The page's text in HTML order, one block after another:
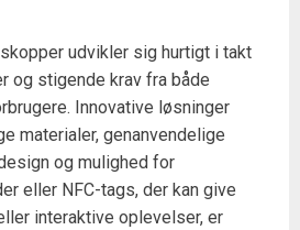
udvikler sig hurtigt i takt
og stigende krav fra både
Innovative løsninger
materialer, genanvendelige
og mulighed for
eller NFC-tags, der kan give
interaktive oplevelser, er